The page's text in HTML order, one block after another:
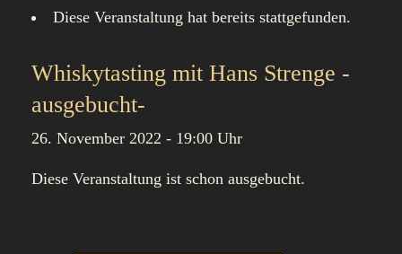
Diese Veranstaltung hat bereits stattgefunden.
Whiskytasting mit Hans Strenge -
ausgebucht-
26. November 2022 - 19:00 Uhr
Diese Veranstaltung ist schon ausgebucht.